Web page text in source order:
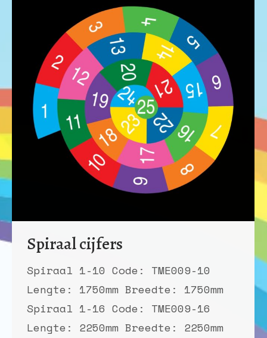
Spiraal cijfers
Spiraal 1-10 Code: TME009-10
Lengte: 1750mm Breedte: 1750mm
Spiraal 1-16 Code: TME009-16
Lengte: 2250mm Breedte: 2250mm